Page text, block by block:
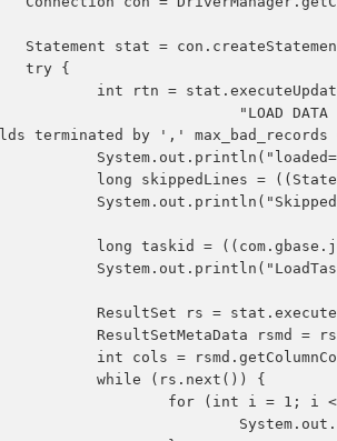
terminated by ',' max_bad_records